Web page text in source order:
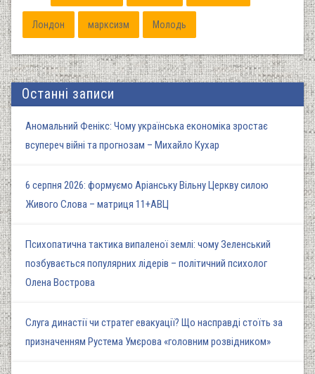
Лондон марксизм Молодь
Останні записи
Аномальний Фенікс: Чому українська економіка зростає
всупереч війні та прогнозам – Михайло Кухар
6 серпня 2026: формуємо Аріанську Вільну Церкву силою
Живого Слова – матриця 11+АВЦ
Психопатична тактика випаленої землі: чому Зеленський
позбувається популярних лідерів – політичний психолог
Олена Вострова
Слуга династії чи стратег евакуації? Що насправді стоїть за
призначенням Рустема Умєрова «головним розвідником»